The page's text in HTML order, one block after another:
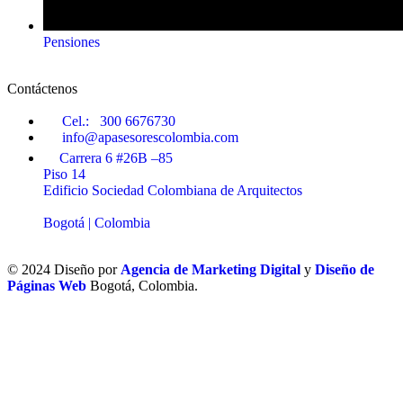
Pensiones
Contáctenos
Cel.: 300 6676730
info@apasesorescolombia.com
Carrera 6 #26B –85
Piso 14
Edificio Sociedad Colombiana de Arquitectos
Bogotá | Colombia
© 2024 Diseño por Agencia de Marketing Digital y Diseño de
Páginas Web Bogotá, Colombia.